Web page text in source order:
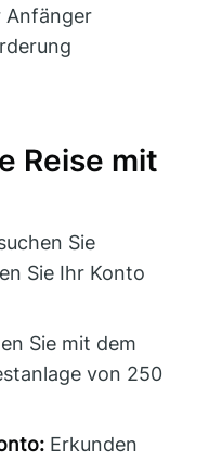
Anfänger
Reise mit
Sie
Sie Ihr Konto
Sie mit dem
von 250
Erkunden